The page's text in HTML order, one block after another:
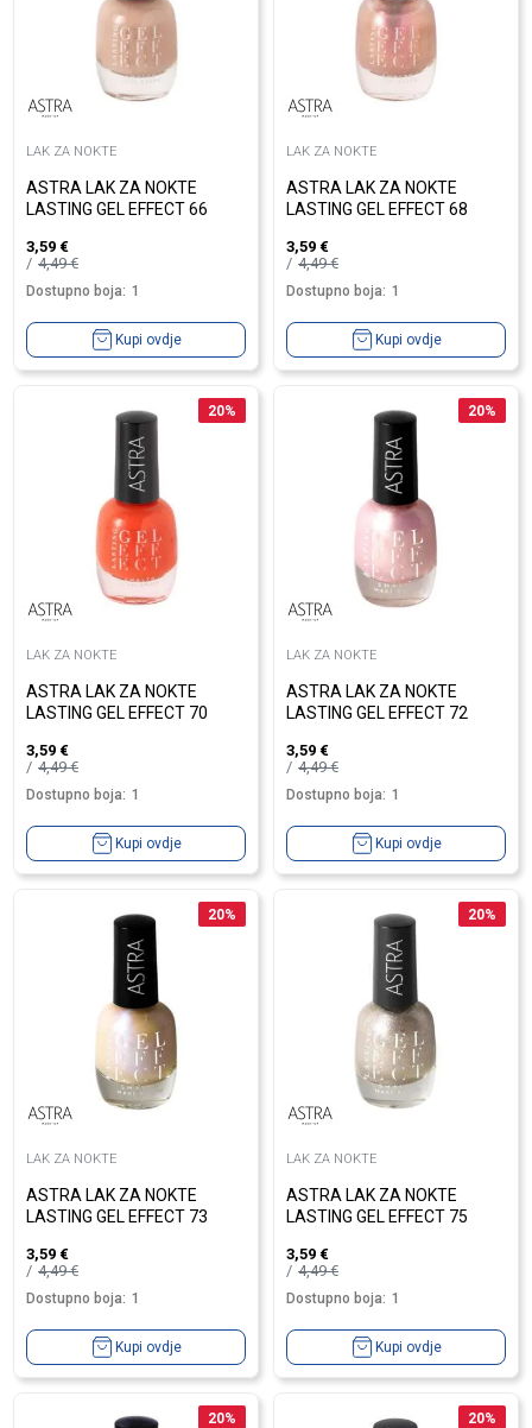
LAK ZA NOKTE
ASTRA LAK ZA NOKTE
LASTING GEL EFFECT 66
3,59 €
4,49€
Dostupno boja: 1
Kupi ovdje
LAK ZA NOKTE
ASTRA LAK ZA NOKTE
LASTING GEL EFFECT 68
3,59 €
4,49€
Dostupno boja: 1
Kupi ovdje
20%
LAK ZA NOKTE
ASTRA LAK ZA NOKTE
LASTING GEL EFFECT 70
3,59 €
4,49€
Dostupno boja: 1
Kupi ovdje
20%
LAK ZA NOKTE
ASTRA LAK ZA NOKTE
LASTING GEL EFFECT 72
3,59 €
4,49€
Dostupno boja: 1
Kupi ovdje
20%
LAK ZA NOKTE
ASTRA LAK ZA NOKTE
LASTING GEL EFFECT 73
3,59 €
4,49€
Dostupno boja: 1
Kupi ovdje
20%
LAK ZA NOKTE
ASTRA LAK ZA NOKTE
LASTING GEL EFFECT 75
3,59 €
4,49€
Dostupno boja: 1
Kupi ovdje
20% 20%